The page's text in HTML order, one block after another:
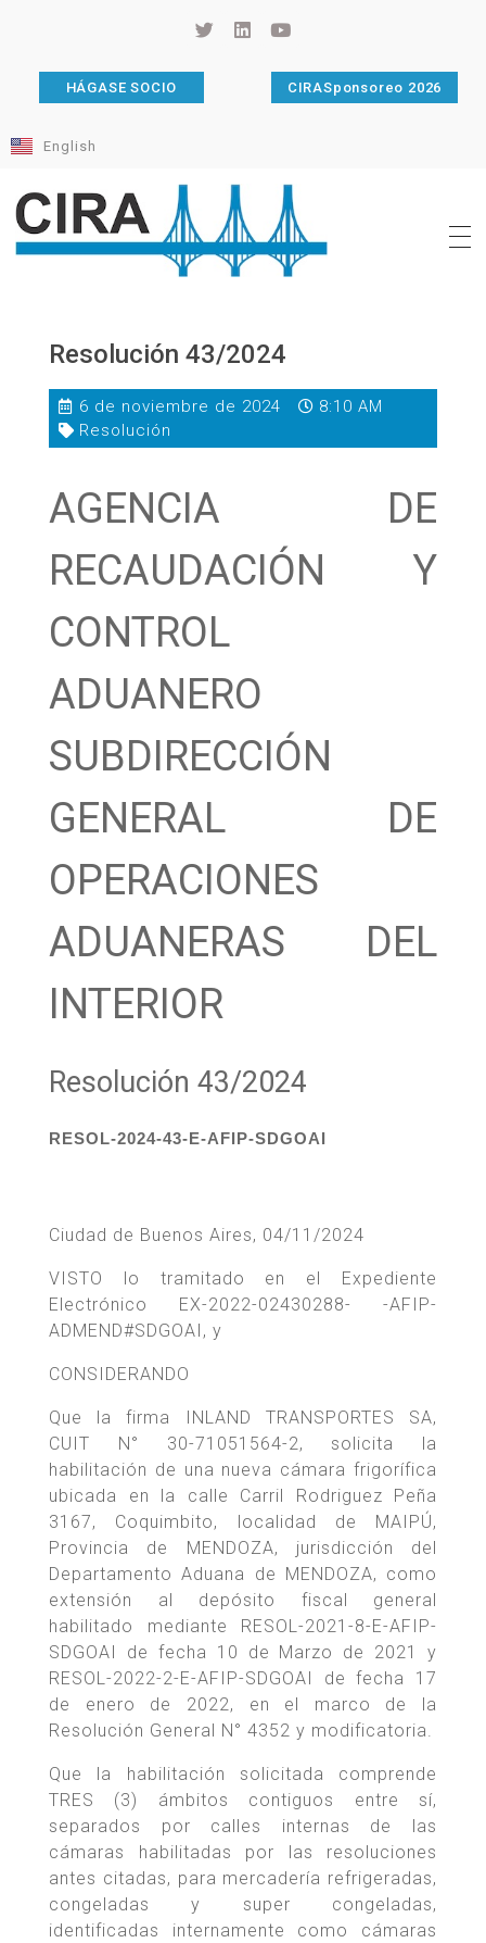
HÁGASE SOCIO CIRASponsoreo 2026
English
Resolución 43/2024
6 de noviembre de 2024
8:10 AM
Resolución
AGENCIA DE
RECAUDACIÓN Y
CONTROL
ADUANERO
SUBDIRECCIÓN
GENERAL DE
OPERACIONES
ADUANERAS DEL
INTERIOR
Resolución 43/2024
RESOL-2024-43-E-AFIP-SDGOAI
Ciudad de Buenos Aires, 04/11/2024
VISTO lo tramitado en el Expediente
Electrónico EX-2022-02430288- -AFIP-
ADMEND#SDGOAI, y
CONSIDERANDO
Que la firma INLAND TRANSPORTES SA,
CUIT N° 30-71051564-2, solicita la
habilitación de una nueva cámara frigorífica
ubicada en la calle Carril Rodriguez Peña
3167, Coquimbito, localidad de MAIPÚ,
Provincia de MENDOZA, jurisdicción del
Departamento Aduana de MENDOZA, como
extensión al depósito fiscal general
habilitado mediante RESOL-2021-8-E-AFIP-
SDGOAI de fecha 10 de Marzo de 2021 y
RESOL-2022-2-E-AFIP-SDGOAI de fecha 17
de enero de 2022, en el marco de la
Resolución General N° 4352 y modificatoria.
Que la habilitación solicitada comprende
TRES (3) ámbitos contiguos entre sí,
separados por calles internas de las
cámaras habilitadas por las resoluciones
antes citadas, para mercadería refrigeradas,
congeladas y super congeladas,
identificadas internamente como cámaras